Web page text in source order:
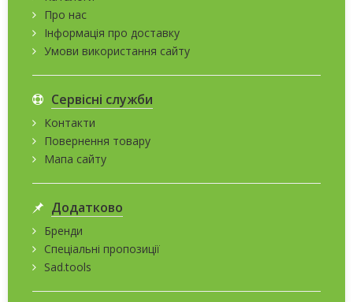
Про нас
Інформація про доставку
Умови використання сайту
Сервісні служби
Контакти
Повернення товару
Мапа сайту
Додатково
Бренди
Спеціальні пропозиції
Sad.tools